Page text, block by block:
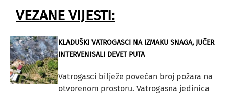
VEZANE VIJESTI:
KLADUŠKI VATROGASCI NA IZMAKU SNAGA, JUČER
INTERVENISALI DEVET PUTA
Vatrogasci bilježe povećan broj požara na
otvorenom prostoru. Vatrogasna jedinica